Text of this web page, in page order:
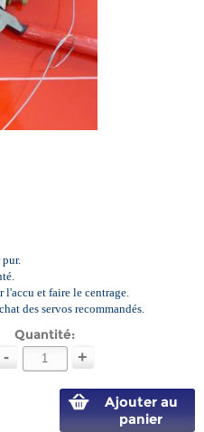
l'accu et faire le centrage.
des servos recommandés.
Quantité:
- +
Ajouter au
panier